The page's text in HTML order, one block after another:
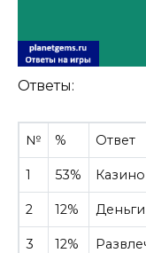
Ответы:
№ % Ответ
1 53% Казино
2 12% Деньги
3 12%